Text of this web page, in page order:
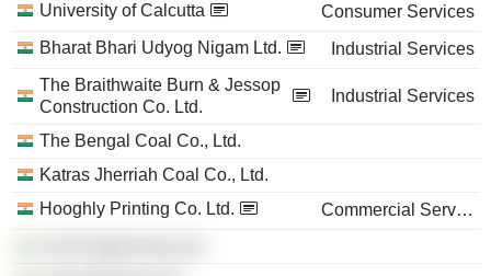
University of Calcutta
Consumer Services
Bharat Bhari Udyog Nigam Ltd.
Industrial Services
The Braithwaite Burn & Jessop
Construction Co. Ltd.
Industrial Services
The Bengal Coal Co., Ltd.
Katras Jherriah Coal Co., Ltd.
Hooghly Printing Co. Ltd.
Commercial Services